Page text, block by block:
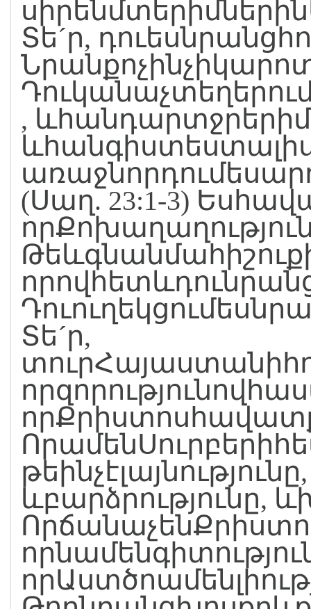
Տե´ր,
,
(Սաղ. 23:1-3)
Տե´ր,
ևբարձրությունը,